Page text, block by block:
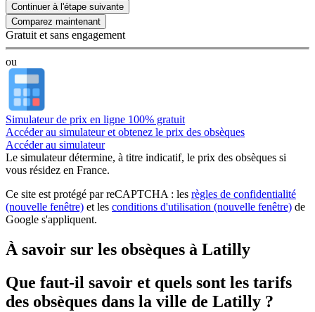
Continuer à l'étape suivante
Gratuit et sans engagement
ou
Simulateur de prix en ligne 100% gratuit
Accéder au simulateur et obtenez le prix des obsèques
Accéder au simulateur
Le simulateurdétermine, à titre indicatif, le prix des obsèques si
vous résidez en France.
Ce site est protégé par reCAPTCHA : les règles de confidentialité
(nouvelle fenêtre) et les conditions d'utilisation (nouvelle fenêtre) de
Google s'appliquent.
À savoir sur les obsèques à Latilly
Que faut-il savoir et quels sont les tarifs
des obsèques dans la ville de Latilly ?